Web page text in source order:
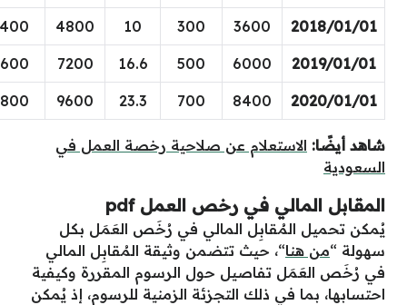
2018/01/01
3600
300
10
4800
400
2019/01/01
6000
500
16.6
7200
600
2020/01/01
8400
700
23.3
9600
800
شاهد أيضًا: الاستعلام عن صلاحية رخصة العمل في
السعودية
المقابل المالي في رخص العمل pdf
يُمكن تحميل المُقابِل المالي في رُخَص العَمَل بكل
سهولة “من هنا“، حيث تتضمن وثيقة المُقابِل المالي
في رُخَص العَمَل تفاصيل حول الرسوم المقررة وكيفية
احتسابها، بما في ذلك التجزئة الزمنية للرسوم، إذ يُمكن